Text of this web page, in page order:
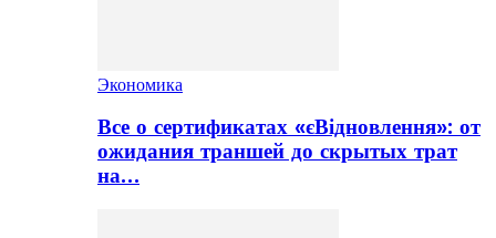
Экономика
Все о сертификатах «єВідновлення»: от
ожидания траншей до скрытых трат
на…